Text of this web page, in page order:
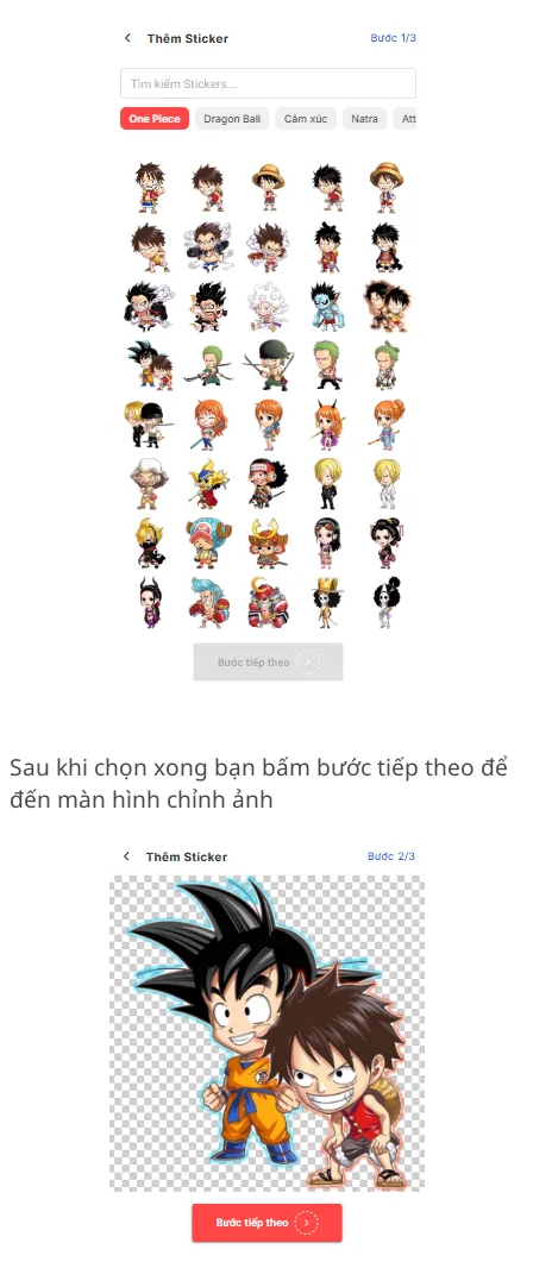
Sau khi chọn xong bạn bấm bước tiếp theo để
đến màn hình chỉnh ảnh